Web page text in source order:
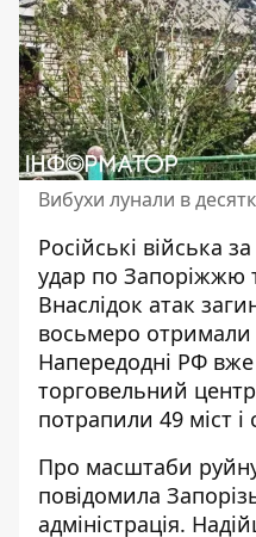
Вибухи лунали в
Російські війська
удар по Запоріжжю
Внаслідок атак
восьмеро
Напередодні РФ вже
торговельний центр
потрапили 49 міст і
Про масштаби
повідомила
адміністрація.